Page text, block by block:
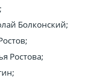
Болконский;
Ростова;